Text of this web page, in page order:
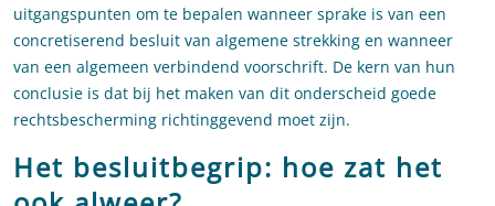
uitgangspunten om te bepalen wanneer sprake is van een
concretiserend besluit van algemene strekking en wanneer
van een algemeen verbindend voorschrift. De kern van hun
conclusie is dat bij het maken van dit onderscheid goede
rechtsbescherming richtinggevend moet zijn.
Het besluitbegrip: hoe zat het